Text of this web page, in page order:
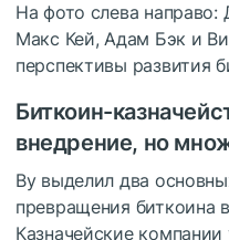
На фото слева направо:
Макс Кей, Адам Бэк и
перспективы развития
Биткоин-
внедрение, но
Ву выделил два
превращения биткоина
Казначейские